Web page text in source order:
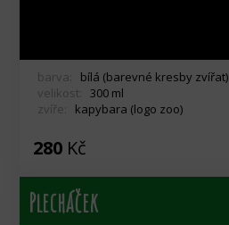
barva:
bílá (barevné kresby zvířat)
velikost:
300 ml
zvíře:
kapybara (logo zoo)
280 Kč
Plecháček